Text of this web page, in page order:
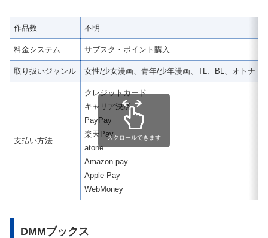
作品数 不明
料金システム サブスク・ポイント購入
取り扱いジャンル 女性/少女漫画、青年/少年漫画、TL、BL、オトナ
支払い方法
クレジットカード
キャリア決済
PayPay
楽天Pay
atone
Amazon pay
Apple Pay
WebMoney
スクロールできます
DMMブックス